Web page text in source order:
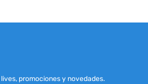
promociones y novedades.